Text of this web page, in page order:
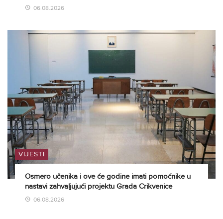
06.08.2026
VIJESTI
Osmero učenika i ove će godine imati pomoćnike u
nastavi zahvaljujući projektu Grada Crikvenice
06.08.2026